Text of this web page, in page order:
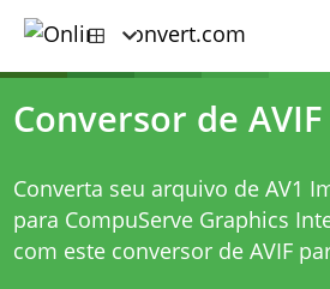
Conversor de
Converta seu arquivo de AV1
para CompuServe Graphics
com este conversor de AVIF